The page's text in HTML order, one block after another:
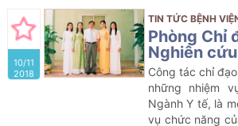
10/11
2018
TIN TỨC BỆNH
Phòng Chỉ
Nghiên
Công tác chỉ
những nhiệm
Ngành Y tế, là
vụ chức năng